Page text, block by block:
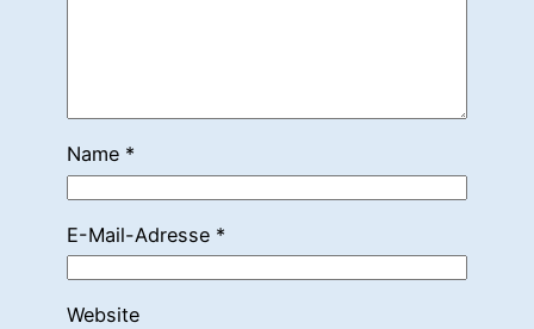
Name *
E-Mail-Adresse *
Website